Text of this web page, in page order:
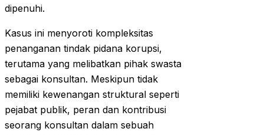
dipenuhi.
Kasus ini menyoroti kompleksitas
penanganan tindak pidana korupsi,
terutama yang melibatkan pihak swasta
sebagai konsultan. Meskipun tidak
memiliki kewenangan struktural seperti
pejabat publik, peran dan kontribusi
seorang konsultan dalam sebuah